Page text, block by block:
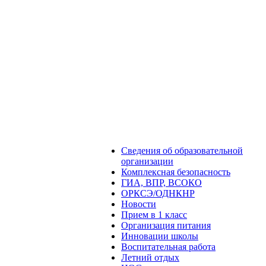
Сведения об образовательной
организации
Комплексная безопасность
ГИА, ВПР, ВСОКО
ОРКСЭ/ОДНКНР
Новости
Прием в 1 класс
Организация питания
Инновации школы
Воспитательная работа
Летний отдых